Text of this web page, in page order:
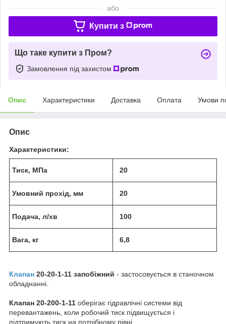
або
Купити з
Що таке купити з Пром?
Замовлення під захистом
Опис Характеристики Доставка Оплата Умови
Опис
Характеристики:
Тиск, МПа 20
Умовний прохід, мм 20
Подача, л/хв 100
Вага, кг 6,8
Клапан 20-20-1-11 запобіжний - застосовується в станочном
обладнанні.
Клапан 20-200-1-11 оберігає гідравлічні системи від
перевантажень, коли робочий тиск підвищується і
підтримують тиск на потрібному рівні.